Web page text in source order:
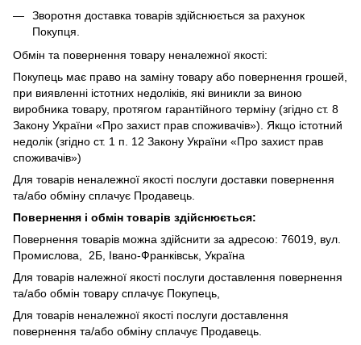
Зворотня доставка товарів здійснюється за рахунок
Покупця.
Обмін та повернення товару неналежної якості:
Покупець має право на заміну товару або повернення грошей,
при виявленні істотних недоліків, які виникли за виною
виробника товару, протягом гарантійного терміну (згідно ст. 8
Закону України «Про захист прав споживачів»). Якщо істотний
недолік (згідно ст. 1 п. 12 Закону України «Про захист прав
споживачів»)
Для товарів неналежної якості послуги доставки повернення
та/або обміну сплачує Продавець.
Повернення і обмін товарів здійснюється:
Повернення товарів можна здійснити за адресою: 76019, вул.
Промислова, 2Б, Івано-Франківськ, Україна
Для товарів належної якості послуги доставлення повернення
та/або обмін товару сплачує Покупець,
Для товарів неналежної якості послуги доставлення
повернення та/або обміну сплачує Продавець.